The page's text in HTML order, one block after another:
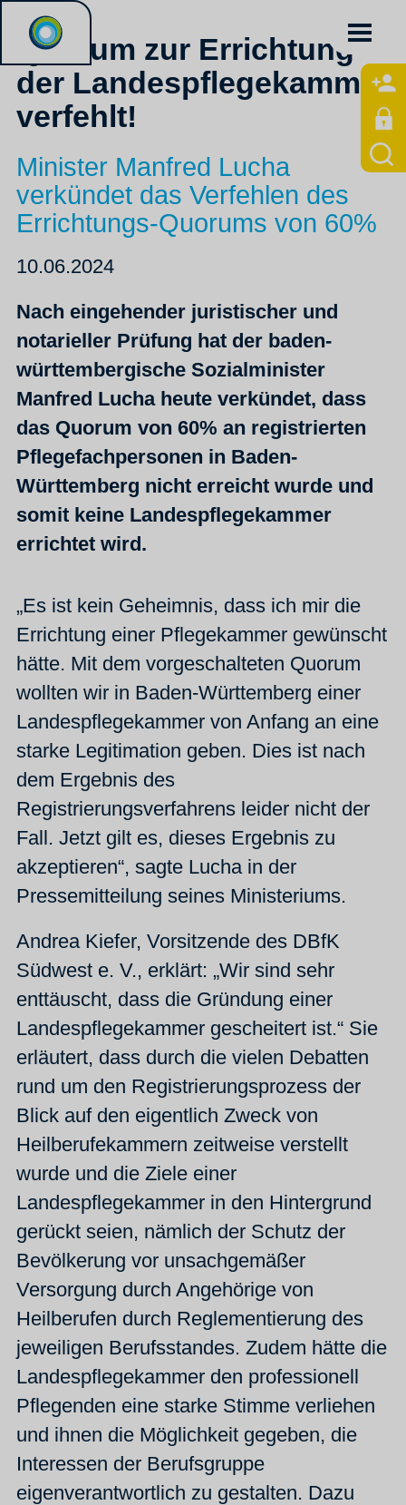
Quorum zur Errichtung
der Landespflegekammer
verfehlt!
Minister Manfred Lucha
verkündet das Verfehlen des
Errichtungs-Quorums von 60%
10.06.2024
Nach eingehender juristischer und
notarieller Prüfung hat der baden-
württembergische Sozialminister
Manfred Lucha heute verkündet, dass
das Quorum von 60% an registrierten
Pflegefachpersonen in Baden-
Württemberg nicht erreicht wurde und
somit keine Landespflegekammer
errichtet wird.
„Es ist kein Geheimnis, dass ich mir die
Errichtung einer Pflegekammer gewünscht
hätte. Mit dem vorgeschalteten Quorum
wollten wir in Baden-Württemberg einer
Landespflegekammer von Anfang an eine
starke Legitimation geben. Dies ist nach
dem Ergebnis des
Registrierungsverfahrens leider nicht der
Fall. Jetzt gilt es, dieses Ergebnis zu
akzeptieren“, sagte Lucha in der
Pressemitteilung seines Ministeriums.
Andrea Kiefer, Vorsitzende des DBfK
Südwest e. V., erklärt: „Wir sind sehr
enttäuscht, dass die Gründung einer
Landespflegekammer gescheitert ist.“ Sie
erläutert, dass durch die vielen Debatten
rund um den Registrierungsprozess der
Blick auf den eigentlich Zweck von
Heilberufekammern zeitweise verstellt
wurde und die Ziele einer
Landespflegekammer in den Hintergrund
gerückt seien, nämlich der Schutz der
Bevölkerung vor unsachgemäßer
Versorgung durch Angehörige von
Heilberufen durch Reglementierung des
jeweiligen Berufsstandes. Zudem hätte die
Landespflegekammer den professionell
Pflegenden eine starke Stimme verliehen
und ihnen die Möglichkeit gegeben, die
Interessen der Berufsgruppe
eigenverantwortlich zu gestalten. Dazu